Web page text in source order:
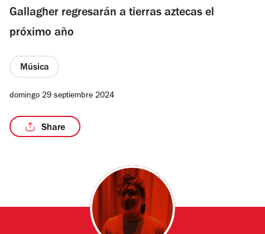
Gallagher regresarán a tierras aztecas el
próximo año
Música
domingo 29 septiembre 2024
Share